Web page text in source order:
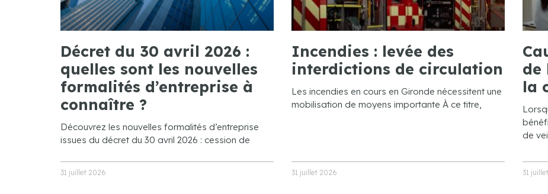
Décret du 30 avril 2026 :
quelles sont les nouvelles
formalités d’entreprise à
connaître ?
Découvrez les nouvelles formalités d’entreprise
issues du décret du 30 avril 2026 : cession de
31 juillet 2026
Incendies : levée des
interdictions de circulation
Les incendies en cours en Gironde nécessitent une
mobilisation de moyens importante À ce titre,
31 juillet 2026
de
la
de
31